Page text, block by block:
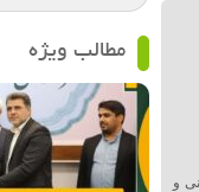
و
مطالب ویژه